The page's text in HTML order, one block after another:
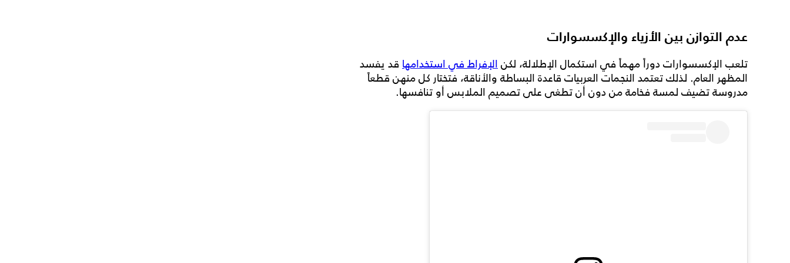
عدم التوازن بين الأزياء والإكسسوارات
تلعب الإكسسوارات دوراً مهماً في استكمال الإطلالة، لكن الإفراط في استخدامها قد يفسد
المظهر العام. لذلك تعتمد النجمات العربيات قاعدة البساطة والأناقة، فتختار كل منهن قطعاً
مدروسة تضيف لمسة فخامة من دون أن تطغى على تصميم الملابس أو تنافسها.